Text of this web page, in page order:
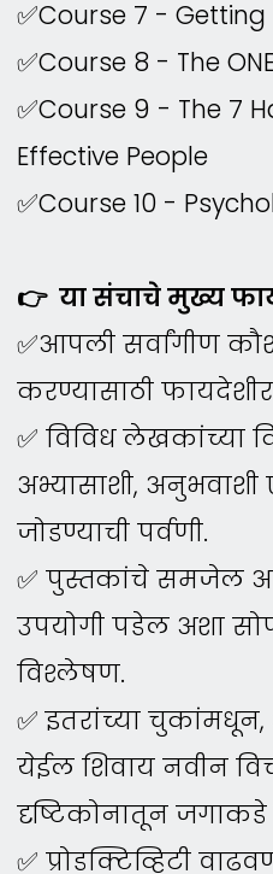
✅Course 7 - Getting
✅Course 8 - The
✅Course 9 - The 7
Effective People
✅Course 10 -
👉 या संचाचे मुख्य
✅आपली सर्वांगीण
करण्यासाठी फायदेशीर
✅ विविध लेखकांच्या
अभ्यासाशी,
जोडण्याची पर्वणी.
✅ पुस्तकांचे समजेल
उपयोगी पडेल अशा
विश्लेषण.
✅ इतरांच्या
येईल शिवाय नवीन
दृष्टिकोनातून
✅ प्रोडक्टिव्हिटी